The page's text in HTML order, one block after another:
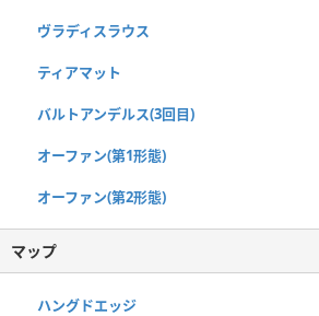
ヴラディスラウス
ティアマット
バルトアンデルス(3回目)
オーファン(第1形態)
オーファン(第2形態)
マップ
ハングドエッジ